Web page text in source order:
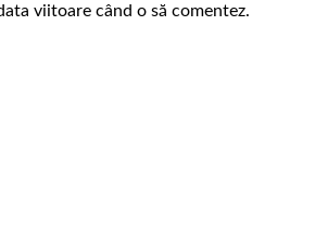
viitoare când o să comentez.